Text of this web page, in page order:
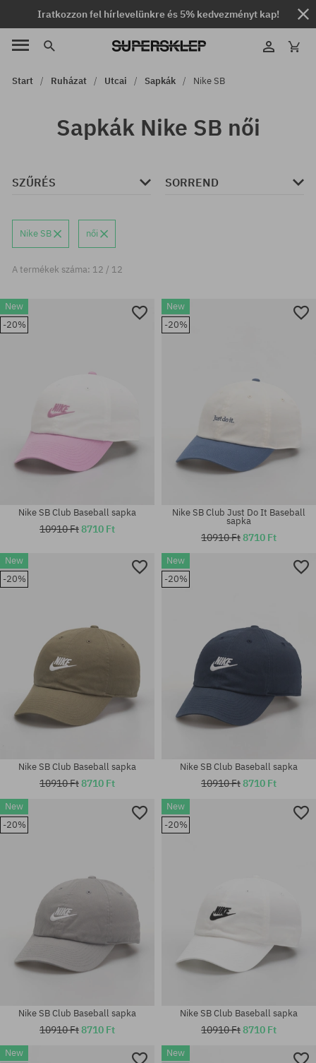
Iratkozzon fel hírlevelünkre és 5% kedvezményt kap!
Start Ruházat Utcai Sapkák Nike SB
Sapkák Nike SB női
SZŰRÉS SORREND
Nike SB női
A termékek száma: 12 / 12
New
-20%
univerzális méret
Nike SB Club Baseball sapka
10910 Ft8710 Ft
New
-20%
univerzális méret
Nike SB Club Just Do It Baseball
sapka
10910 Ft8710 Ft
New
-20%
Nike SB Club Baseball sapka
10910 Ft8710 Ft
New
-20%
Nike SB Club Baseball sapka
10910 Ft8710 Ft
New
-20%
Nike SB Club Baseball sapka
10910 Ft8710 Ft
New
-20%
Nike SB Club Baseball sapka
10910 Ft8710 Ft
New
New